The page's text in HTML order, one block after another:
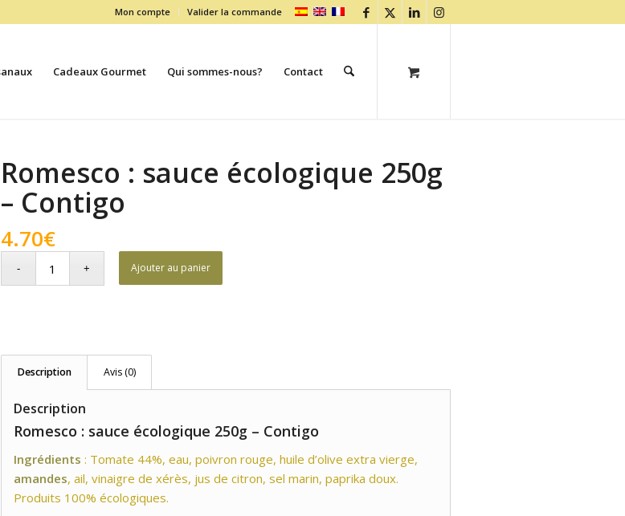
Mon compte Valider la commande
Cadeaux Gourmet Qui sommes-nous? Contact
Romesco : sauce écologique 250g
– Contigo
4.70€
Ajouter au panier
Description Avis (0)
Description
Romesco : sauce écologique 250g – Contigo
Ingrédients : Tomate 44%, eau, poivron rouge, huile d’olive extra vierge,
amandes, ail, vinaigre de xérès, jus de citron, sel marin, paprika doux.
Produits 100% écologiques.